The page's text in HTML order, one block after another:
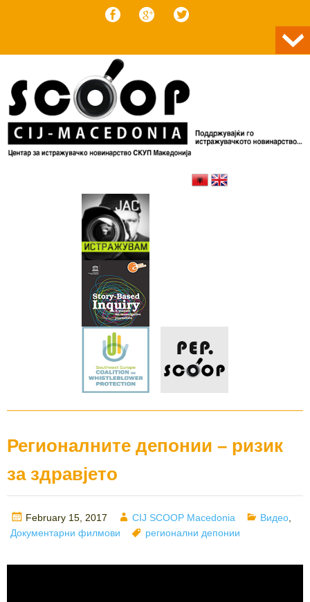
Регионалните депонии – ризик
за здравјето
Posted
on
February 15, 2017 Author
CIJ SCOOP Macedonia Categories
Видео
Документарни филмови
Tags
регионални депонии